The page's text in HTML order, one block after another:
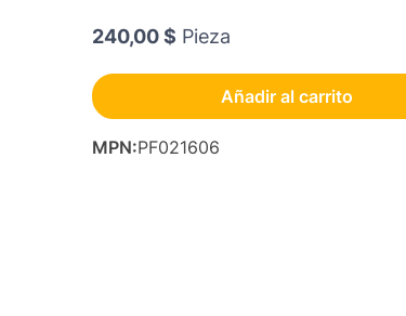
240,00 $ Pieza
Añadir al carrito
MPN:PF021606